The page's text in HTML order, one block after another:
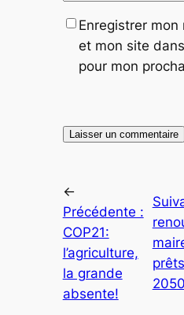
Enregistrer
et mon site
pour mon
←
Précédente :
COP21:
l’agriculture,
la grande
absente!
2050